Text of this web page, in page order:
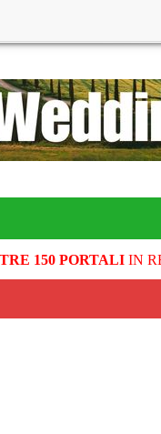
150 PORTALIIN